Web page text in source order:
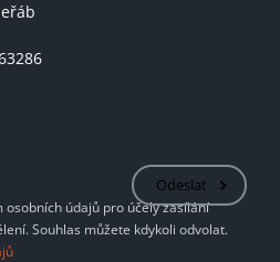
Odeslat
osobních údajů pro účely zasílání
Souhlas můžete kdykoli odvolat.